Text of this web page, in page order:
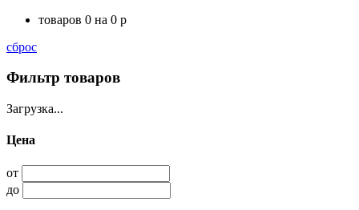
товаров 0 на 0 p
сброс
Фильтр товаров
Загрузка...
Цена
от
до